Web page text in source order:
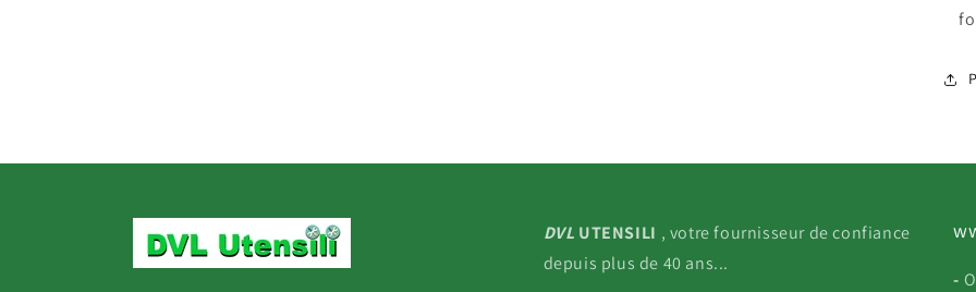
DVL UTENSILI , votre fournisseur de confiance
depuis plus de 40 ans...
-